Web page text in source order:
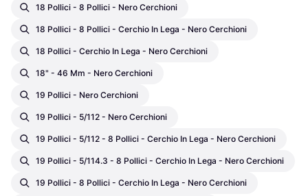
18 Pollici - 8 Pollici - Nero Cerchioni
18 Pollici - 8 Pollici - Cerchio In Lega - Nero Cerchioni
18 Pollici - Cerchio In Lega - Nero Cerchioni
18" - 46 Mm - Nero Cerchioni
19 Pollici - Nero Cerchioni
19 Pollici - 5/112 - Nero Cerchioni
19 Pollici - 5/112 - 8 Pollici - Cerchio In Lega - Nero Cerchioni
19 Pollici - 5/114.3 - 8 Pollici - Cerchio In Lega - Nero Cerchioni
19 Pollici - 8 Pollici - Cerchio In Lega - Nero Cerchioni